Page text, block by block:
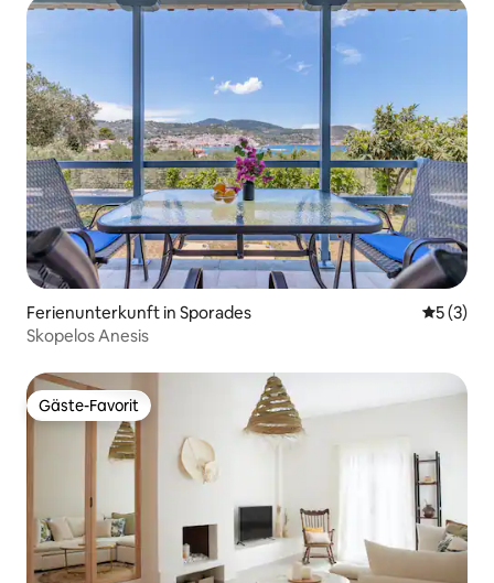
Ferienunterkunft in Sporades
5 (3)
Skopelos Anesis
Gäste-Favorit
Gäste-Favorit